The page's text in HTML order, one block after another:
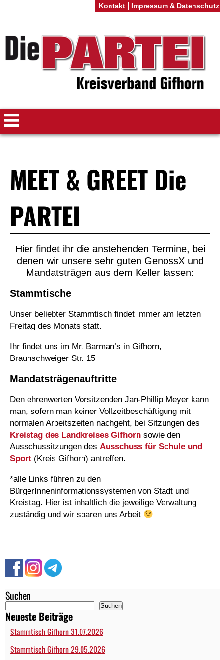
Suchen
Suchen
Neueste Beiträge
Stammtisch Gifhorn 31.07.2026
Stammtisch Gifhorn 29.05.2026
MEET & GREET Die
PARTEI
Hier findet ihr die anstehenden Termine, bei
denen wir unsere sehr guten GenossX und
Mandatsträgen aus dem Keller lassen:
Stammtische
Unser beliebter Stammtisch findet immer am letzten
Freitag des Monats statt.
Ihr findet uns im Mr. Barman’s in Gifhorn,
Braunschweiger Str. 15
Mandatsträgenauftritte
Den ehrenwerten Vorsitzenden Jan-Phillip Meyer kann
man, sofern man keiner Vollzeitbeschäftigung mit
normalen Arbeitszeiten nachgeht, bei Sitzungen des
Kreistag des Landkreises Gifhorn sowie den
Ausschussitzungen des Ausschuss für Schule und
Sport (Kreis Gifhorn) antreffen.
*alle Links führen zu den
BürgerInneninformationssystemen von Stadt und
Kreistag. Hier ist inhaltlich die jeweilige Verwaltung
zuständig und wir sparen uns Arbeit
Kontakt Impressum & Datenschutz